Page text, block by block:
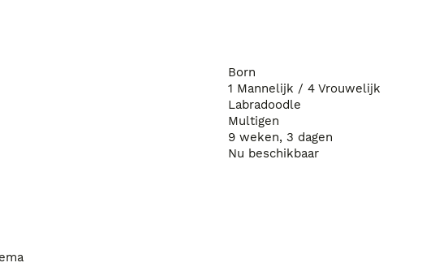
ze zijn het absoluut waard.
een nest dus ze leven nu even niet samen in huis maar eigelijk
over onze honden.
Born
1 Mannelijk / 4 Vrouwelijk
Labradoodle
Multigen
9 weken, 3 dagen
Nu beschikbaar